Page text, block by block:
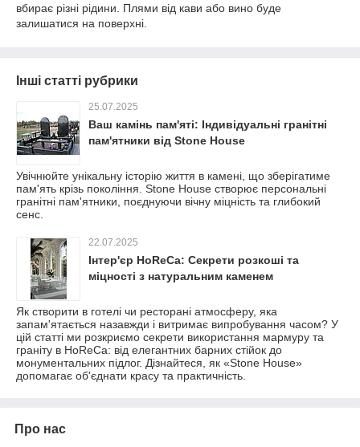
вбирає різні рідини. Плями від кави або вино буде
залишатися на поверхні.
Інші статті рубрики
25.07.2025
Ваш камінь пам'яті: Індивідуальні гранітні
пам'ятники від Stone House
Увічнюйте унікальну історію життя в камені, що зберігатиме
пам'ять крізь покоління. Stone House створює персональні
гранітні пам'ятники, поєднуючи вічну міцність та глибокий
сенс.
22.07.2025
Інтер'єр HoReCa: Секрети розкоші та
міцності з натуральним каменем
Як створити в готелі чи ресторані атмосферу, яка
запам'ятається назавжди і витримає випробування часом? У
цій статті ми розкриємо секрети використання мармуру та
граніту в HoReCa: від елегантних барних стійок до
монументальних підлог. Дізнайтеся, як «Stone House»
допомагає об'єднати красу та практичність.
Про нас